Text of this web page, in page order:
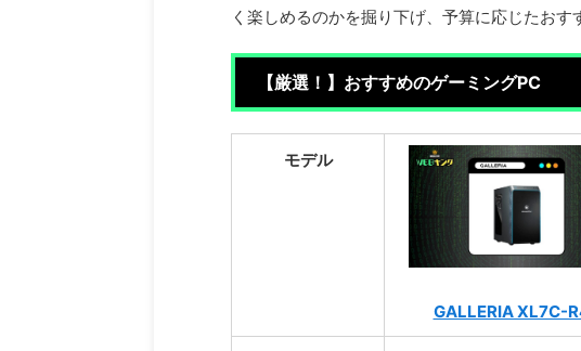
く楽しめるのかを掘り下げ、予算に応じたおす
【厳選！】おすすめのゲーミングPC
モデル
GALLERIA XL7C-